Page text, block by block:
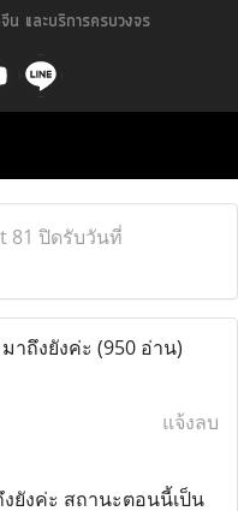
น และบริการครบวงจร
81 ปิดรับวันที่
าถึงยังค่ะ (950 อ่าน)
แจ้งลบ
ยังค่ะ สถานะตอนนี้เป็น